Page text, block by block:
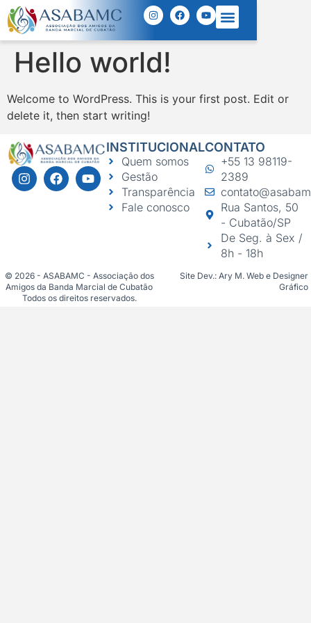
Hello world!
Welcome to WordPress. This is your first post. Edit or
delete it, then start writing!
INSTITUCIONAL
Quem somos
Gestão
Transparência
Fale conosco
CONTATO
+55 13 98119-
2389
Rua Santos, 50
- Cubatão/SP
De Seg. à Sex /
8h - 18h
© 2026 - ASABAMC - Associação dos
Amigos da Banda Marcial de Cubatão
Todos os direitos reservados.
Site Dev.: Ary M. Web e Designer
Gráfico